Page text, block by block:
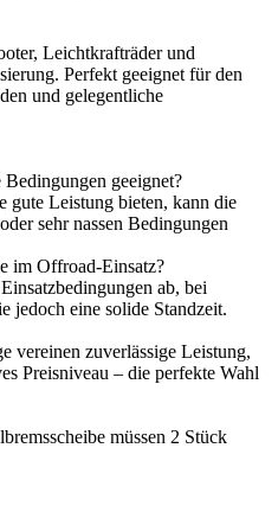
Leichtkrafträder und
Perfekt geeignet für den
und gelegentliche
geeignet?
gute Leistung bieten, kann die
sehr nassen Bedingungen
im Offroad-Einsatz?
ab, bei
jedoch eine solide Standzeit.
vereinen zuverlässige Leistung,
Preisniveau – die perfekte Wahl
müssen 2 Stück